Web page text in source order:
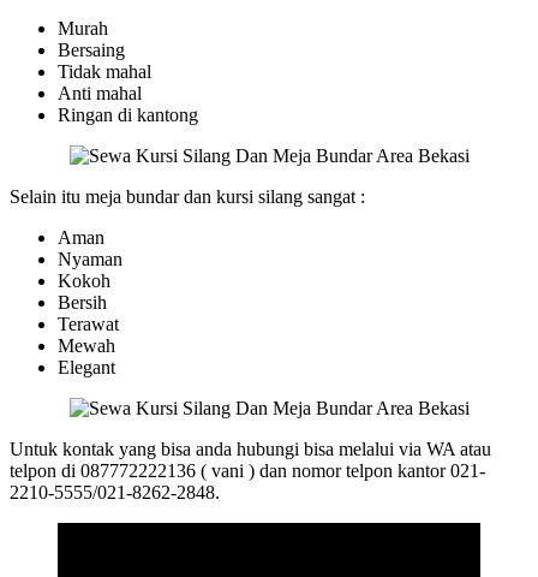
Murah
Bersaing
Tidak mahal
Anti mahal
Ringan di kantong
Selain itu meja bundar dan kursi silang sangat :
Aman
Nyaman
Kokoh
Bersih
Terawat
Mewah
Elegant
Untuk kontak yang bisa anda hubungi bisa melalui via WA atau
telpon di 087772222136 ( vani ) dan nomor telpon kantor 021-
2210-5555/021-8262-2848.